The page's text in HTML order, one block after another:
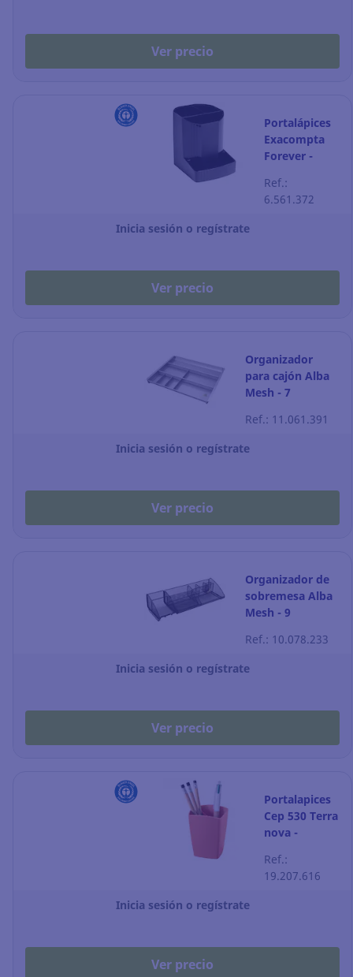
Ver precio
Portalápices
Exacompta
Forever -
Ref.:
6.561.372
Inicia sesión o regístrate
Ver precio
Organizador
para cajón Alba
Mesh - 7
- metal
Ref.: 11.061.391
Inicia sesión o regístrate
Ver precio
Organizador de
sobremesa Alba
Mesh - 9
- negro
Ref.: 10.078.233
Inicia sesión o regístrate
Ver precio
Portalapices
Cep 530 Terra
nova -
Ref.:
19.207.616
Inicia sesión o regístrate
Ver precio